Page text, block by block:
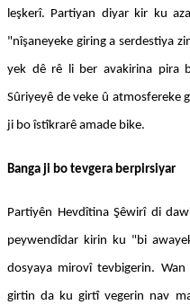
leşkerî. Partiyan diyar kir ku
"nîşaneyeke giring a serdestiya
yek dê rê li ber avakirina pira
Sûriyeyê de veke û atmosfereke
ji bo îstîkrarê amade bike.
Banga ji bo tevgera berpirsiyar
Partiyên Hevdîtina Şêwirî di
peywendîdar kirin ku "bi
dosyaya mirovî tevbigerin.
girtin da ku girtî vegerin nav